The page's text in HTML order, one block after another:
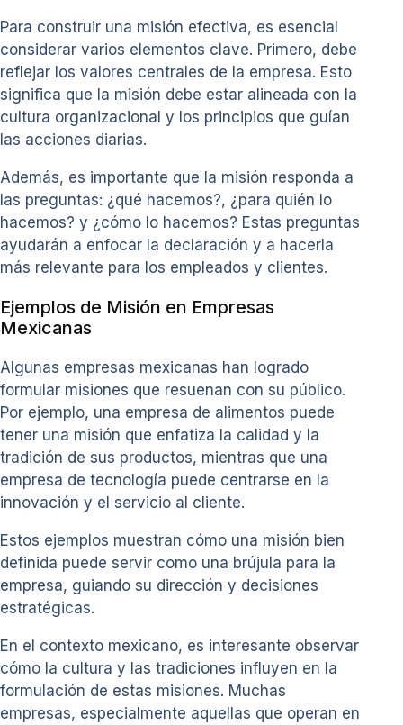
Para construir una misión efectiva, es esencial
considerar varios elementos clave. Primero, debe
reflejar los valores centrales de la empresa. Esto
significa que la misión debe estar alineada con la
cultura organizacional y los principios que guían
las acciones diarias.
Además, es importante que la misión responda a
las preguntas: ¿qué hacemos?, ¿para quién lo
hacemos? y ¿cómo lo hacemos? Estas preguntas
ayudarán a enfocar la declaración y a hacerla
más relevante para los empleados y clientes.
Ejemplos de Misión en Empresas
Mexicanas
Algunas empresas mexicanas han logrado
formular misiones que resuenan con su público.
Por ejemplo, una empresa de alimentos puede
tener una misión que enfatiza la calidad y la
tradición de sus productos, mientras que una
empresa de tecnología puede centrarse en la
innovación y el servicio al cliente.
Estos ejemplos muestran cómo una misión bien
definida puede servir como una brújula para la
empresa, guiando su dirección y decisiones
estratégicas.
En el contexto mexicano, es interesante observar
cómo la cultura y las tradiciones influyen en la
formulación de estas misiones. Muchas
empresas, especialmente aquellas que operan en